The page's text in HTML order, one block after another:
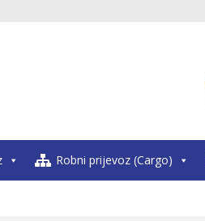
Robni prijevoz (Cargo)